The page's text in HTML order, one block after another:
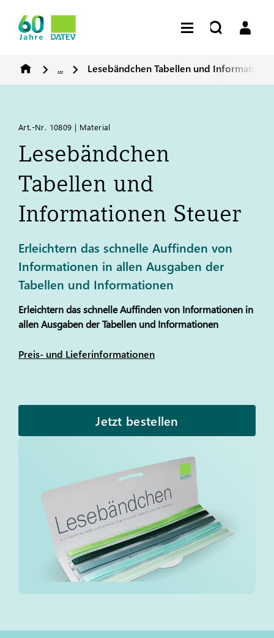
... Lesebändchen Tabellen und
Art.-Nr. 10809 | Material
Lesebändchen
Tabellen und
Informationen Steuer
Erleichtern das schnelle Auffinden von
Informationen in allen Ausgaben der
Tabellen und Informationen
Erleichtern das schnelle Auffinden von Informationen in
allen Ausgaben der Tabellen und Informationen
Preis- und Lieferinformationen
Jetzt bestellen